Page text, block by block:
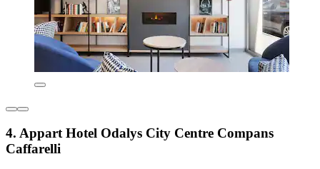
4. Appart Hotel Odalys City Centre Compans
Caffarelli